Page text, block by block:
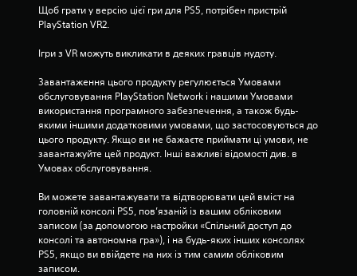
с
т
.
Щоб грати у версію цієї гри для PS5, потрібен пристрій
PlayStation VR2.
Ігри з VR можуть викликати в деяких гравців нудоту.
Завантаження цього продукту регулюється Умовами
обслуговування PlayStation Network і нашими Умовами
використання програмного забезпечення, а також будь-
якими іншими додатковими умовами, що застосовуються до
цього продукту. Якщо ви не бажаєте приймати ці умови, не
завантажуйте цей продукт. Інші важливі відомості див. в
Умовах обслуговування.
Ви можете завантажувати та відтворювати цей вміст на
головній консолі PS5, пов’язаній із вашим обліковим
записом (за допомогою настройки «Спільний доступ до
консолі та автономна гра»), і на будь-яких інших консолях
PS5, якщо ви ввійдете на них із тим самим обліковим
записом.